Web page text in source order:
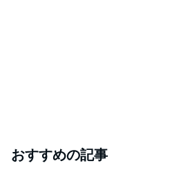
おすすめの記事